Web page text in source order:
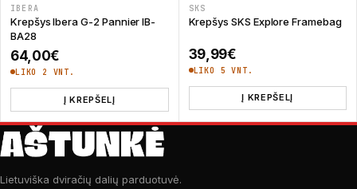
IBERA
Krepšys Ibera G-2 Pannier IB-
BA28
64,00€
LIKO 2 VNT.
Į KREPŠELĮ
SKS
Krepšys SKS Explore Framebag
39,99€
LIKO 5 VNT.
Į KREPŠELĮ
Lietuviška dviračių dalių parduotuvė.